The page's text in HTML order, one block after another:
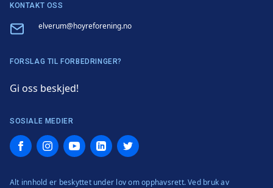
KONTAKT OSS
Email elverum@hoyreforening.no
FORSLAG TIL FORBEDRINGER?
Gi oss beskjed!
SOSIALE MEDIER
FacebookInstagramYouTubeLinkedInTwitter
Alt innhold er beskyttet under lov om opphavsrett. Ved bruk av